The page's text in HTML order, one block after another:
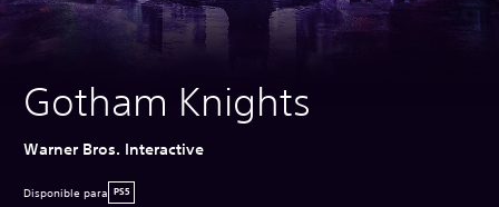
Gotham Knights
Warner Bros. Interactive
Disponible para PS5